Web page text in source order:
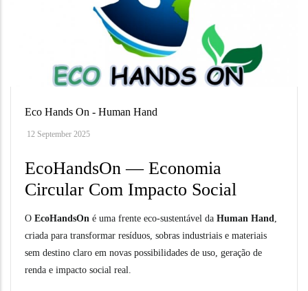
Eco Hands On - Human Hand
12 September 2025
EcoHandsOn — Economia
Circular Com Impacto Social
O EcoHandsOn é uma frente eco-sustentável da Human Hand
criada para transformar resíduos, sobras industriais e materiais
sem destino claro em novas possibilidades de uso, geração de
renda e impacto social real.